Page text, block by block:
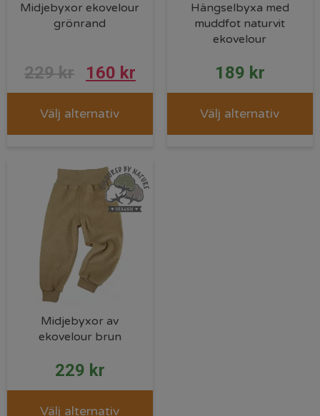
Midjebyxor ekovelour
grönrand
229kr 160 kr
Välj alternativ
Hängselbyxa med
muddfot naturvit
ekovelour
189 kr
Välj alternativ
Midjebyxor av
ekovelour brun
229 kr
Välj alternativ